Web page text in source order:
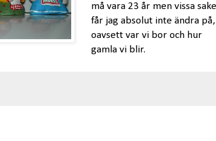
må vara 23 år men vissa
får jag absolut inte ändra på,
oavsett var vi bor och hur
gamla vi blir.